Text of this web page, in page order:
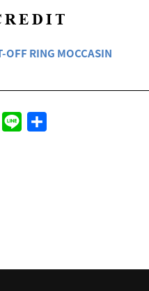
OFF RING MOCCASIN
TwitterLine